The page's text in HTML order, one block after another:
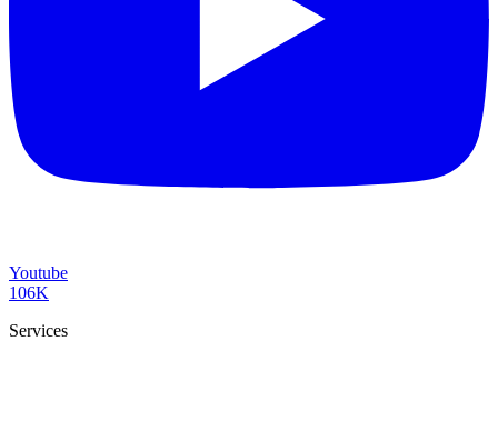
Youtube
106K
Services